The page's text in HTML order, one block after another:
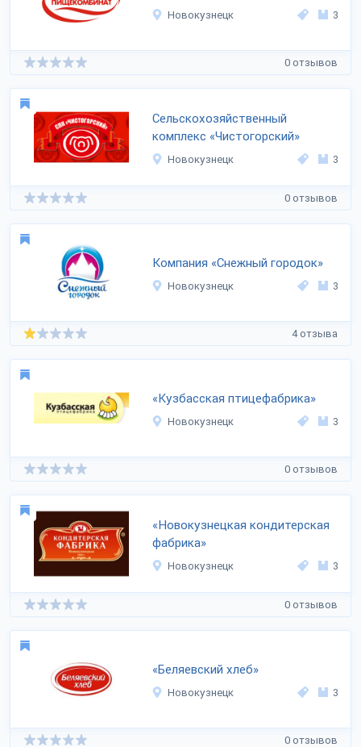
Новокузнецк 3
0 отзывов
Сельскохозяйственный
комплекс «Чистогорский»
Новокузнецк 3
0 отзывов
Компания «Снежный городок»
Новокузнецк 3
4 отзыва
«Кузбасская птицефабрика»
Новокузнецк 3
0 отзывов
«Новокузнецкая кондитерская
фабрика»
Новокузнецк 3
0 отзывов
«Беляевский хлеб»
Новокузнецк 3
0 отзывов